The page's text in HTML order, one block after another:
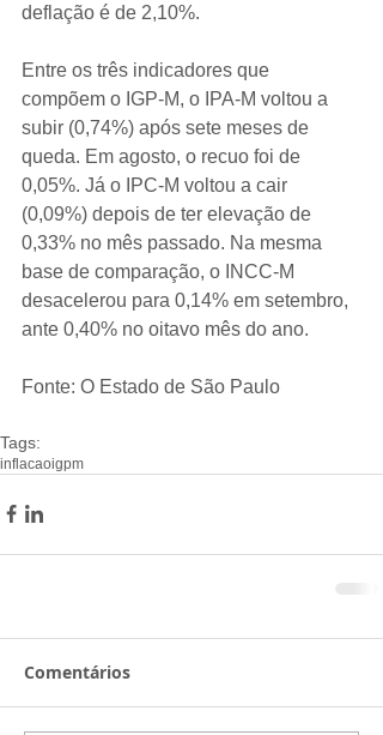
deflação é de 2,10%.
Entre os três indicadores que
compõem o IGP-M, o IPA-M voltou a
subir (0,74%) após sete meses de
queda. Em agosto, o recuo foi de
0,05%. Já o IPC-M voltou a cair
(0,09%) depois de ter elevação de
0,33% no mês passado. Na mesma
base de comparação, o INCC-M
desacelerou para 0,14% em setembro,
ante 0,40% no oitavo mês do ano.
Fonte: O Estado de São Paulo
Tags:
inflacaoigpm
Comentários